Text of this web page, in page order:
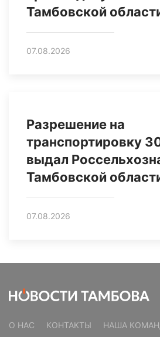
Тамбовской
07.08.2026
Разрешение на
транспортировку
выдал
Тамбовской
07.08.2026
О НАС КОНТАКТЫ НАША